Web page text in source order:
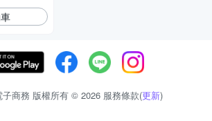
子商務 版權所有 © 2026 服務條款(更新)